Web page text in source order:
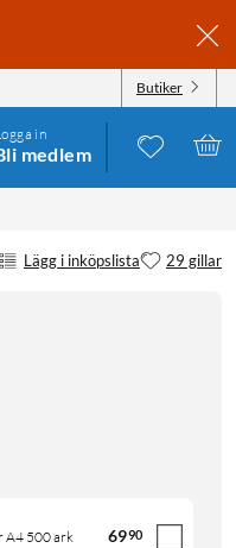
Butiker
in
medlem
Lägg i inköpslista 29 gillar
A4 500 ark 6990